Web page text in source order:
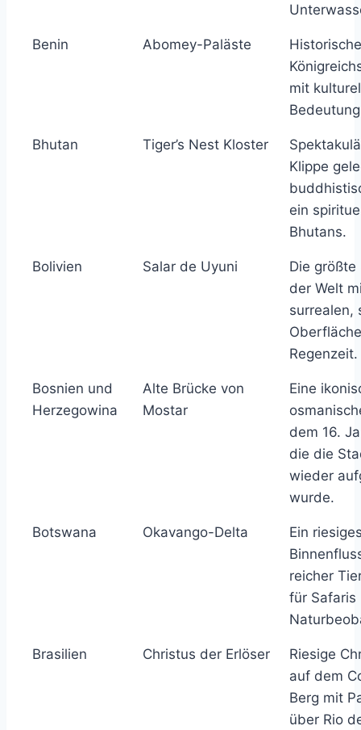
Benin Abomey-Paläste
mit
Bhutan Tiger’s Nest Kloster
Klippe
ein
Bhutans.
Bolivien Salar de Uyuni
Die
der Welt
surrealen,
Regenzeit.
Bosnien und
Herzegowina
Alte Brücke von
Mostar
Eine
dem 16.
die die
wieder
wurde.
Botswana Okavango-Delta
Ein
reicher
für Safaris
Brasilien Christus der Erlöser
Riesige
auf dem
Berg mit
über Rio